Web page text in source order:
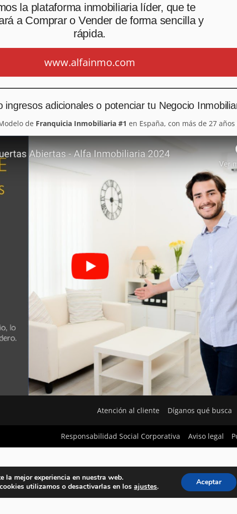
la plataforma inmobiliaria líder, que te
a Comprar o Vender de forma sencilla y
rápida.
www.alfainmo.com
ingresos adicionales o potenciar tu Negocio
de Franquicia Inmobiliaria #1 en España, con más de 27
Atención al cliente Díganos qué busca
Responsabilidad Social Corporativa Aviso legal
la mejor experiencia en nuestra web.
utilizamos o desactivarlas en losajustes. Aceptar